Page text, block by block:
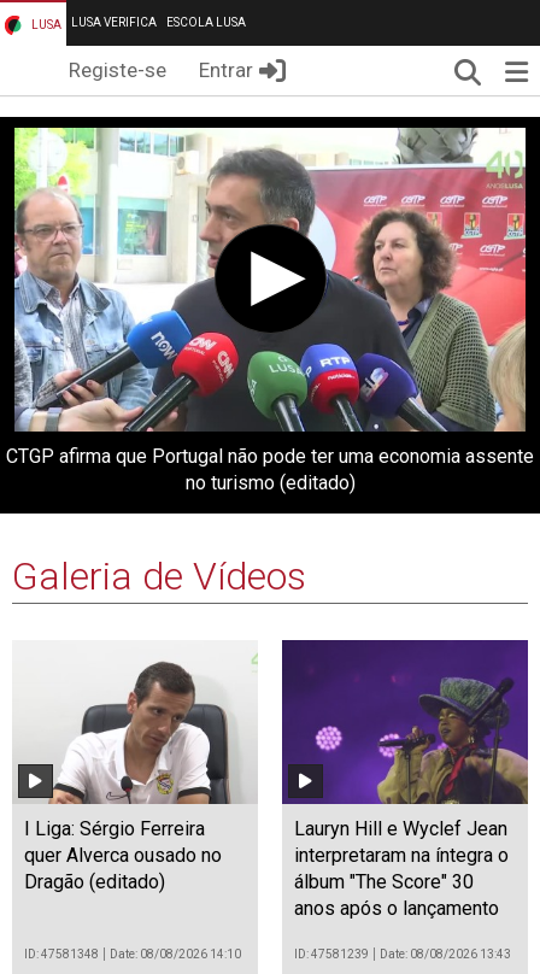
LUSA LUSA VERIFICA ESCOLA LUSA
Registe-se Entrar
CTGP afirma que Portugal não pode ter uma economia assente
no turismo (editado)
Galeria de Vídeos
I Liga: Sérgio Ferreira
quer Alverca ousado no
Dragão (editado)
ID: 47581348 Date: 08/08/2026 14:10
Lauryn Hill e Wyclef Jean
interpretaram na íntegra o
álbum "The Score" 30
anos após o lançamento
ID: 47581239 Date: 08/08/2026 13:43